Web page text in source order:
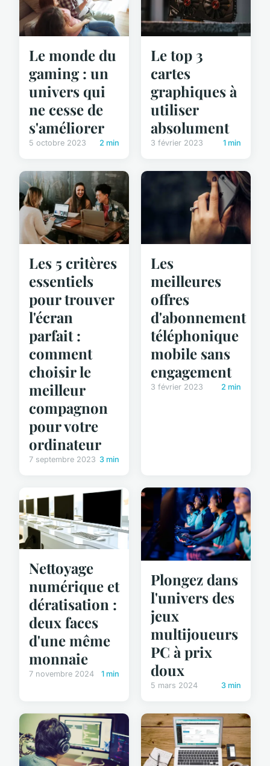
Le monde du
gaming : un
univers qui
ne cesse de
s'améliorer
5 octobre 2023 2 min
Le top 3
cartes
graphiques à
utiliser
absolument
3 février 2023 1 min
Les 5 critères
essentiels
pour trouver
l'écran
parfait :
comment
choisir le
meilleur
compagnon
pour votre
ordinateur
7 septembre 2023 3 min
Les
meilleures
offres
d'abonnement
téléphonique
mobile sans
engagement
3 février 2023 2 min
Nettoyage
numérique et
dératisation :
deux faces
d'une même
monnaie
7 novembre 2024 1 min
Plongez dans
l'univers des
jeux
multijoueurs
PC à prix
doux
5 mars 2024 3 min